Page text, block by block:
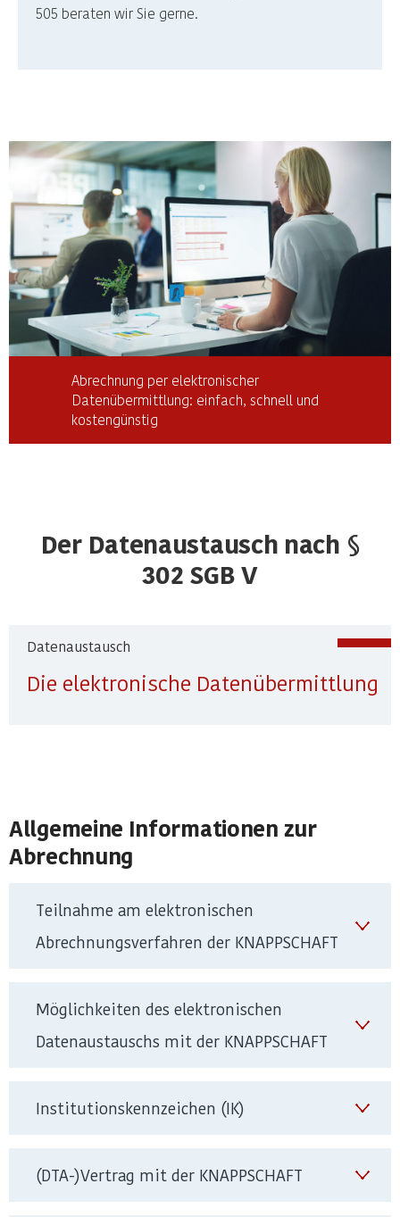
505 beraten wir Sie gerne.
Abrechnung per elektronischer
Datenübermittlung: einfach, schnell und
kostengünstig
Der Datenaustausch nach §
302 SGB V
Datenaustausch
Die elektronische Datenübermittlung
Allgemeine Informationen zur
Abrechnung
Teilnahme am elektronischen
Abrechnungsverfahren der KNAPPSCHAFT
Möglichkeiten des elektronischen
Datenaustauschs mit der KNAPPSCHAFT
Institutionskennzeichen (IK)
(DTA-)Vertrag mit der KNAPPSCHAFT